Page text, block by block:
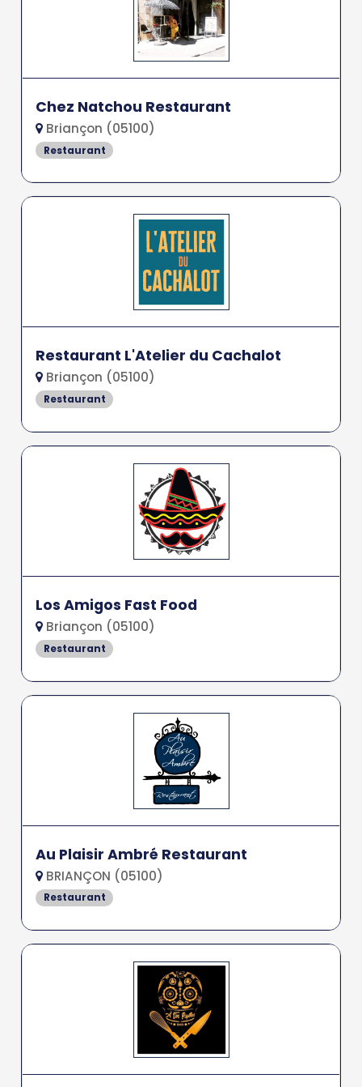
Chez Natchou Restaurant
Briançon (05100)
Restaurant
Restaurant L'Atelier du Cachalot
Briançon (05100)
Restaurant
Los Amigos Fast Food
Briançon (05100)
Restaurant
Au Plaisir Ambré Restaurant
BRIANÇON (05100)
Restaurant